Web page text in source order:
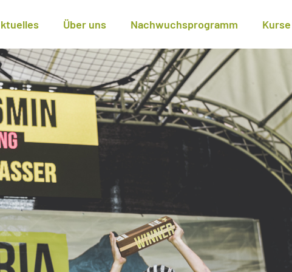
Über uns Nachwuchsprogramm Kurse